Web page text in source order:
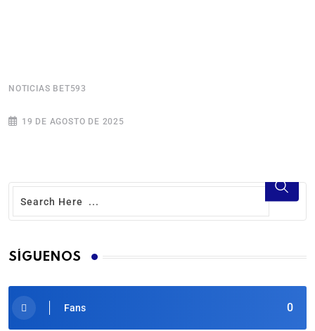
NOTICIAS BET593
19 DE AGOSTO DE 2025
SÍGUENOS
0
Fans